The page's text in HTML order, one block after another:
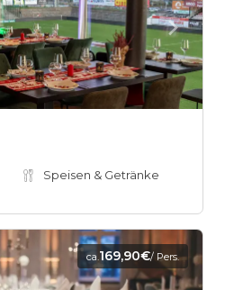
Speisen & Getränke
ca.169,90€/ Pers.